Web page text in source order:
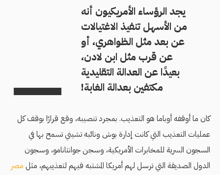
يجد الرؤساء الأمريكيون أنه
من الأسهل تنفيذ الاغتيالات
عن بعد مثل الظواهري، أو
عن قرب مثل ابن لادن،
بعيدًا عن العدالة التقليدية
مكتفين بعدالة الغابة!
كان ما أوقفه أوباما هو التعذيب. بمجرد تنصيبه، وقع قرارًا بوقف كل
عمليات التعذيب التي كانت إدارة بوش ونائبه تشيني تسمح بها في
السجون السرية للمخابرات الأمريكية، وسجن جوانتانامو، وسجون
الدول الصديقة التي ترسل لهم أمريكا المشتبه فيهم لتعذيبهم، مثل مصر